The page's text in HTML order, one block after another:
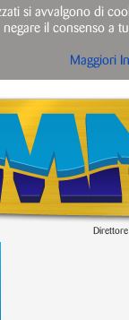
si avvalgono di
il consenso a
Maggiori